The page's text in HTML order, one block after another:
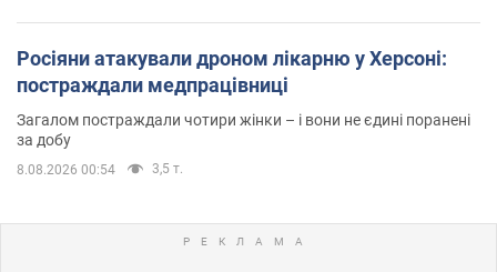
Росіяни атакували дроном лікарню у Херсоні:
постраждали медпрацівниці
Загалом постраждали чотири жінки – і вони не єдині поранені
за добу
8.08.2026 00:54 3,5 т.